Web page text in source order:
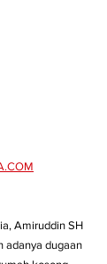
Amiruddin SH
adanya dugaan